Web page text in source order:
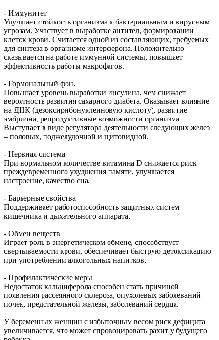
- Иммунитет
Улучшает стойкость организма к бактериальным и вирусным
угрозам. Участвует в выработке антител, формировании
клеток крови. Считается одной из составляющих, требуемых
для синтеза в организме интерферона. Положительно
сказывается на работе иммунной системы, повышает
эффективность работы макрофагов.
- Гормональный фон.
Повышает уровень выработки инсулина, чем снижает
вероятность развития сахарного диабета. Оказывает влияние
на ДНК (дезоксирибонуклеиновую кислоту), развитие
эмбриона, репродуктивные возможности организма.
Выступает в виде регулятора деятельности следующих желез
– половых, поджелудочной и щитовидной.
- Нервная система
При нормальном количестве витамина D снижается риск
преждевременного ухудшения памяти, улучшается
настроение, качество сна.
- Барьерные свойства
Поддерживает работоспособность защитных систем
кишечника и дыхательного аппарата.
- Обмен веществ
Играет роль в энергетическом обмене, способствует
свертываемости крови, обеспечивает быструю детоксикацию
при употреблении алкогольных напитков.
- Профилактические меры
Недостаток кальциферола способен стать причиной
появления рассеянного склероза, опухолевых заболеваний
почек, предстательной железы, заболеваний сердца.
У беременных женщин с избыточным весом риск дефицита
увеличивается, что может спровоцировать рахит у будущего